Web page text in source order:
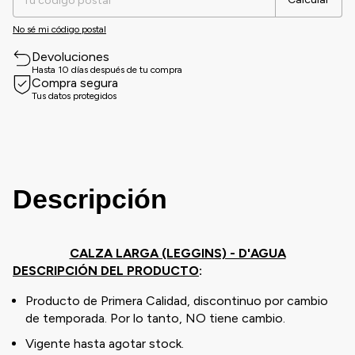
No sé mi código postal
Devoluciones
Hasta 10 días después de tu compra
Compra segura
Tus datos protegidos
Descripción
CALZA LARGA (LEGGINS) - D'AGUA
DESCRIPCIÓN DEL PRODUCTO:
Producto de Primera Calidad, discontinuo por cambio
de temporada. Por lo tanto, NO tiene cambio.
Vigente hasta agotar stock.